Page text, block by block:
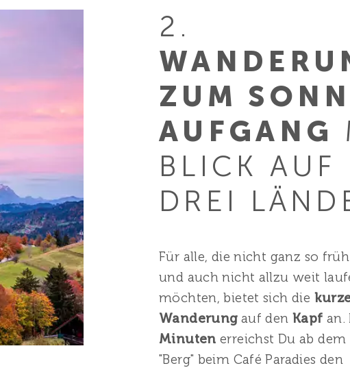
2.
ZUM
AUFGANG
BLICK AUF
DREI
Für alle, die nicht ganz so
und auch nicht allzu weit
möchten, bietet sich die
Wanderung auf den Kapf an.
Minuten erreichst Du ab
"Berg" beim Café Paradies den